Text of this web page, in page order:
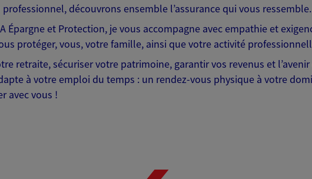
découvrons ensemble l’assurance qui vous ressemble.
Épargne et Protection, je vous accompagne avec empathie et
protéger, vous, votre famille, ainsi que votre activité
retraite, sécuriser votre patrimoine, garantir vos revenus et
à votre emploi du temps : un rendez-vous physique à votre
avec vous !